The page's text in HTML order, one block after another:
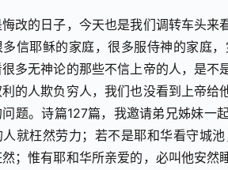
改的日子，今天也是我们调转车头
多信耶稣的家庭，很多服侍神的家庭
多无神论的那些不信上帝的人，是
的人欺负穷人，我们也没看到上帝
题。诗篇127篇，我邀请弟兄姊妹一
人就枉然劳力；若不是耶和华看守城
；惟有耶和华所亲爱的，必叫他安